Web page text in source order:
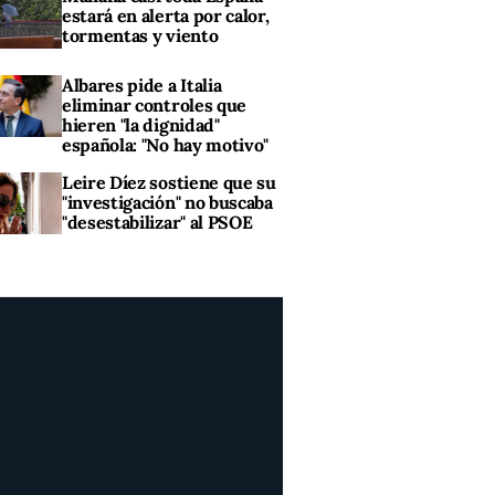
estará en alerta por calor,
tormentas y viento
Albares pide a Italia
eliminar controles que
hieren "la dignidad"
española: "No hay motivo"
Leire Díez sostiene que su
"investigación" no buscaba
"desestabilizar" al PSOE